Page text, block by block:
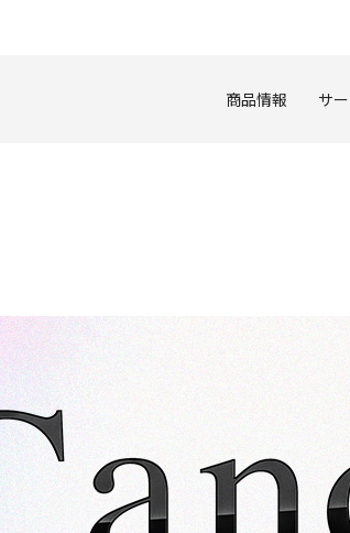
商品情報 サ